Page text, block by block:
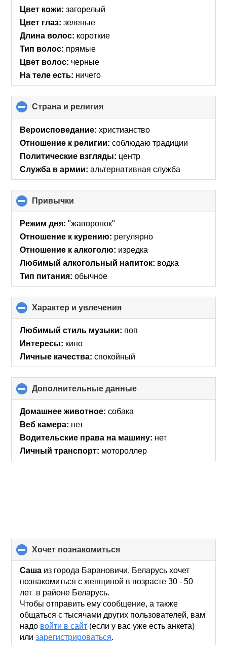
Цвет кожи: загорелый
Цвет глаз: зеленые
Длина волос: короткие
Тип волос: прямые
Цвет волос: черные
На теле есть: ничего
Страна и религия
to
collapse
contents
Вероисповедание: христианство
Отношение к религии: соблюдаю традиции
Политические взгляды: центр
Служба в армии: альтернативная служба
Привычки
to
collapse
Режим дня: "жаворонок"
Отношение к курению: регулярно
Отношение к алкоголю: изредка
Любимый алкогольный напиток: водка
Тип питания: обычное
Характер и увлечения
to
collapse
Любимый стиль музыки: поп
Интересы: кино
Личные качества: спокойный
Дополнительные данные
to
Домашнее животное: собака
Веб камера: нет
Водительские права на машину: нет
Личный транспорт: мотороллер
хочет познакомиться
to
collapse
contents
Саша из города Барановичи, Беларусь хочет
познакомиться с женщиной в возрасте 30 - 50
лет в районе Беларусь.
Чтобы отправить ему сообщение, а также
общаться с тысячами других пользователей, вам
надо войти в сайт (если у вас уже есть анкета)
илизарегистрироваться.